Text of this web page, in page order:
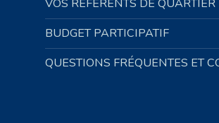
VOS RÉFÉRENTS DE QUARTIER
BUDGET PARTICIPATIF
QUESTIONS FRÉQUENTES ET